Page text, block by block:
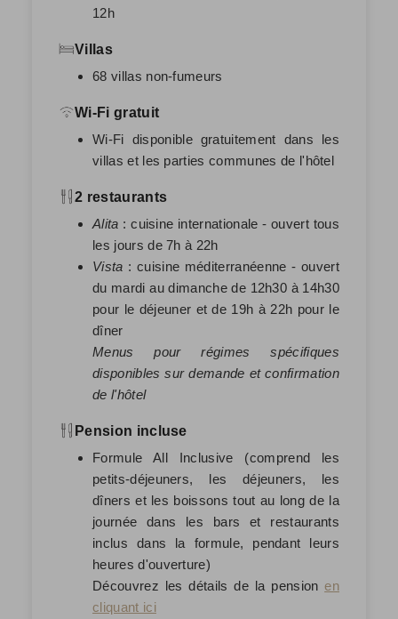
12h
Villas
68 villas non-fumeurs
Wi-Fi gratuit
Wi-Fi disponible gratuitement dans les
villas et les parties communes de l'hôtel
2 restaurants
Alita : cuisine internationale - ouvert tous
les jours de 7h à 22h
Vista : cuisine méditerranéenne - ouvert
du mardi au dimanche de 12h30 à 14h30
pour le déjeuner et de 19h à 22h pour le
dîner
Menus pour régimes spécifiques
disponibles sur demande et confirmation
de l'hôtel
Pension incluse
Formule All Inclusive (comprend les
petits-déjeuners, les déjeuners, les
dîners et les boissons tout au long de la
journée dans les bars et restaurants
inclus dans la formule, pendant leurs
heures d'ouverture)
Découvrez les détails de la pension en
cliquant ici